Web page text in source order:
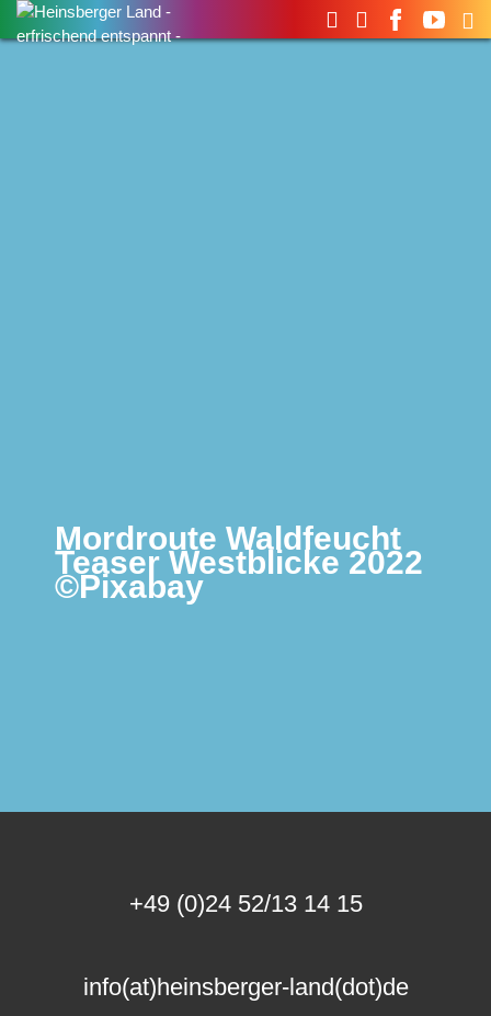
Suchen
nach:
Mordroute Waldfeucht
Teaser Westblicke 2022
©Pixabay
+49 (0)24 52/13 14 15
info(at)heinsberger-land(dot)de